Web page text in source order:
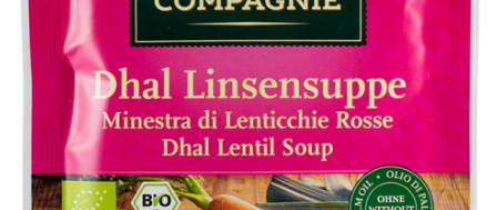
Ceai vrac
Ceaiuri diverse si accesorii
Bauturi
Vinuri, bere si alte bauturi
Siropuri naturale